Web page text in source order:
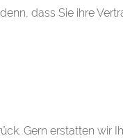
dass Sie ihre
Gern erstatten wir